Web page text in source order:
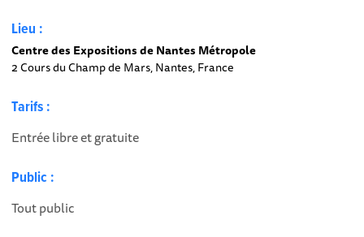
Lieu :
Centre des Expositions de Nantes Métropole
2 Cours du Champ de Mars, Nantes, France
Tarifs :
Entrée libre et gratuite
Public :
Tout public